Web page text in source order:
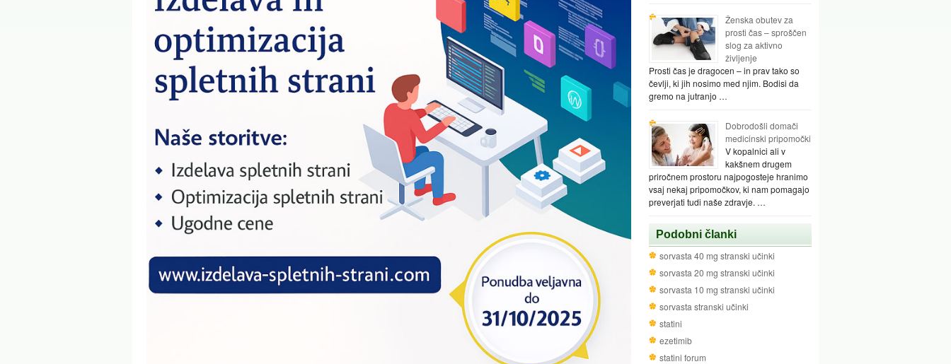
Ženska obutev za
prosti čas – sproščen
slog za aktivno
življenje
Prosti čas je dragocen – in prav tako so
čevlji, ki jih nosimo med njim. Bodisi da
gremo na jutranjo …
Dobrodošli domači
medicinski pripomočki
V kopalnici ali v
kakšnem drugem
priročnem prostoru najpogosteje hranimo
vsaj nekaj pripomočkov, ki nam pomagajo
preverjati tudi naše zdravje. …
Podobni članki
sorvasta 40 mg stranski učinki
sorvasta 20 mg stranski učinki
sorvasta 10 mg stranski učinki
sorvasta stranski učinki
statini
ezetimib
statini forum